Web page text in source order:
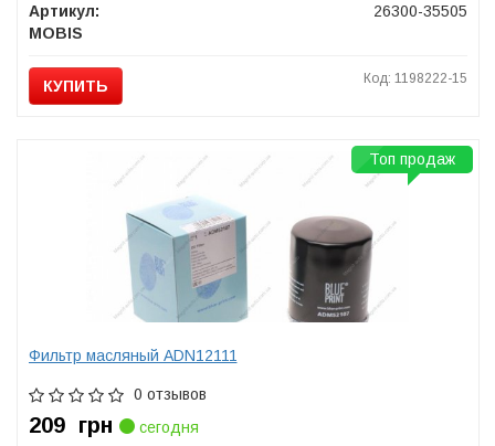
Артикул:
26300-35505
MOBIS
КУПИТЬ Код: 1198222-15
Фильтр масляный ADN12111
0 отзывов
209 грн
сегодня
Топ продаж